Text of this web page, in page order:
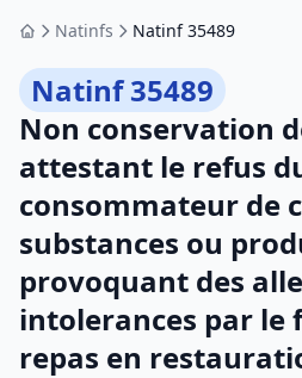
AccueilNatinfs Natinf 35489
Natinf 35489
Non conservation
attestant le refus
consommateur de
substances ou
provoquant des
intolerances par le
repas en